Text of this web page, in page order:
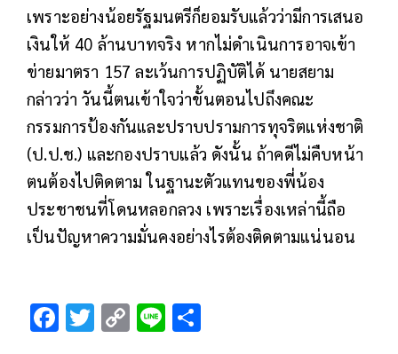
เพราะอย่างน้อยรัฐมนตรีก็ยอมรับแล้วว่ามีการเสนอ
เงินให้ 40 ล้านบาทจริง หากไม่ดำเนินการอาจเข้า
ข่ายมาตรา 157 ละเว้นการปฏิบัติได้ นายสยาม
กล่าวว่า วันนี้ตนเข้าใจว่าขั้นตอนไปถึงคณะ
กรรมการป้องกันและปราบปรามการทุจริตแห่งชาติ
(ป.ป.ช.) และกองปราบแล้ว ดังนั้น ถ้าคดีไม่คืบหน้า
ตนต้องไปติดตาม ในฐานะตัวแทนของพี่น้อง
ประชาชนที่โดนหลอกลวง เพราะเรื่องเหล่านี้ถือ
เป็นปัญหาความมั่นคงอย่างไรต้องติดตามแน่นอน
F T C Li